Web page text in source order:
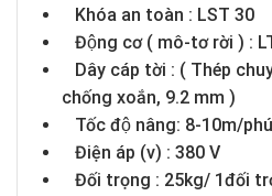
Khóa an toàn : LST 30
Động cơ ( mô-tơ rời ) :
Dây cáp tời : ( Thép
chống xoắn, 9.2 mm )
Tốc độ nâng: 8-10m/
Điện áp (v) : 380 V
Đối trọng : 25kg/ 1đối